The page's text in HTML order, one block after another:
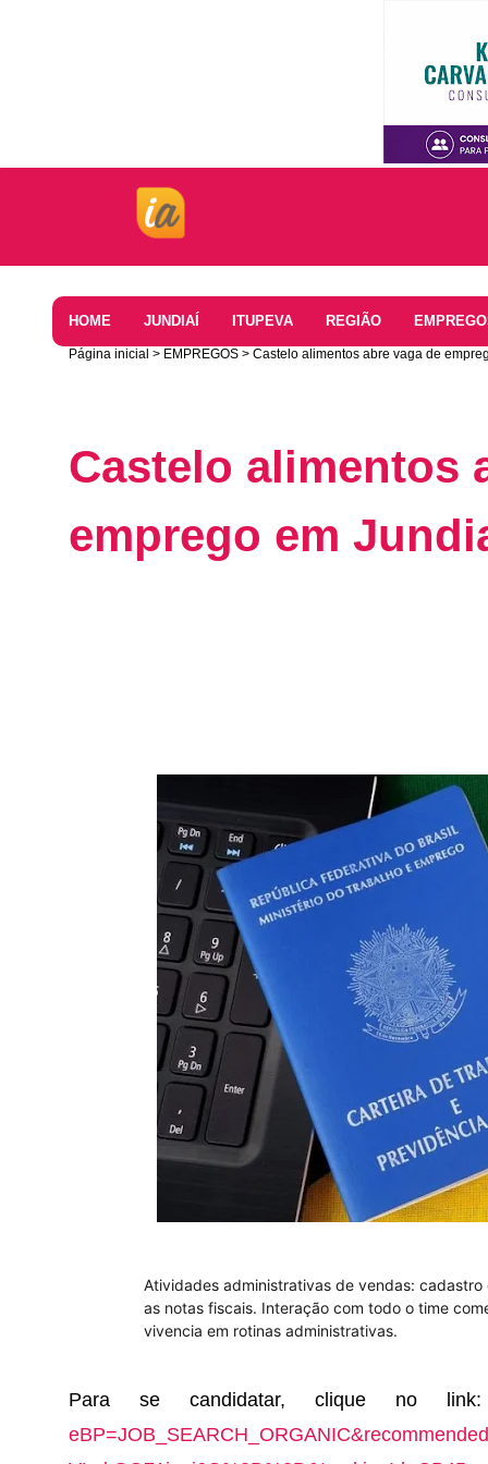
HOME JUNDIAÍ ITUPEVA REGIÃO
Página inicial EMPREGOS Castelo alimentos abre vaga de
Castelo alimentos
emprego em
Atividades administrativas de vendas:
as notas fiscais. Interação com todo o time
vivencia em rotinas administrativas.
Para se candidatar, clique no